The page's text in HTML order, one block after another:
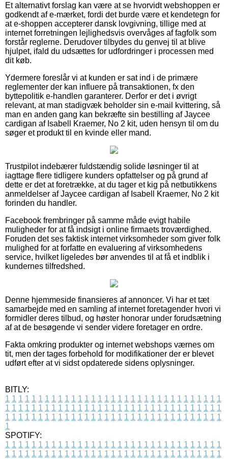
Et alternativt forslag kan være at se hvorvidt webshoppen er
godkendt af e-mærket, fordi det burde være et kendetegn for
at e-shoppen accepterer dansk lovgivning, tillige med at
internet forretningen lejlighedsvis overvåges af fagfolk som
forstår reglerne. Derudover tilbydes du genvej til at blive
hjulpet, ifald du udsættes for udfordringer i processen med
dit køb.
Ydermere foreslår vi at kunden er sat ind i de primære
reglementer der kan influere på transaktionen, fx den
byttepolitik e-handlen garanterer. Derfor er det i øvrigt
relevant, at man stadigvæk beholder sin e-mail kvittering, så
man en anden gang kan bekræfte sin bestilling af Jaycee
cardigan af Isabell Kraemer, No 2 kit, uden hensyn til om du
søger et produkt til en kvinde eller mand.
Trustpilot indebærer fuldstændig solide løsninger til at
iagttage flere tidligere kunders opfattelser og på grund af
dette er det at foretrække, at du tager et kig på netbutikkens
anmeldelser af Jaycee cardigan af Isabell Kraemer, No 2 kit
forinden du handler.
Facebook frembringer på samme måde evigt habile
muligheder for at få indsigt i online firmaets troværdighed.
Foruden det ses faktisk internet virksomheder som giver folk
mulighed for at forfatte en evaluering af virksomhedens
service, hvilket ligeledes bør anvendes til at få et indblik i
kundernes tilfredshed.
Denne hjemmeside finansieres af annoncer. Vi har et tæt
samarbejde med en samling af internet foretagender hvori vi
formidler deres tilbud, og høster honorar under forudsætning
af at de besøgende vi sender videre foretager en ordre.
Fakta omkring produkter og internet webshops værnes om
tit, men der tages forbehold for modifikationer der er blevet
udført efter at vi sidst opdaterede sidens oplysninger.
BITLY:
1 1 1 1 1 1 1 1 1 1 1 1 1 1 1 1 1 1 1 1 1 1 1 1 1 1 1 1 1 1 1 1 1
1 1 1 1 1 1 1 1 1 1 1 1 1 1 1 1 1 1 1 1 1 1 1 1 1 1 1 1 1 1 1 1 1
1 1 1 1 1 1 1 1 1 1 1 1 1 1 1 1 1 1 1 1 1 1 1 1 1 1 1 1 1 1 1 1 1
1
SPOTIFY:
1 1 1 1 1 1 1 1 1 1 1 1 1 1 1 1 1 1 1 1 1 1 1 1 1 1 1 1 1 1 1 1 1
1 1 1 1 1 1 1 1 1 1 1 1 1 1 1 1 1 1 1 1 1 1 1 1 1 1 1 1 1 1 1 1 1